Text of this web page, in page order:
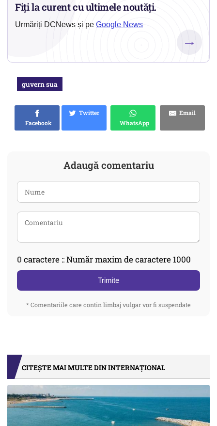
Fiți la curent cu ultimele noutăți.
Urmăriți DCNews și pe Google News
→
guvern sua
Facebook
Twitter
WhatsApp
Email
Adaugă comentariu
0 caractere :: Număr maxim de caractere 1000
Trimite
* Comentariile care contin limbaj vulgar vor fi suspendate
CITEȘTE MAI MULTE DIN INTERNAȚIONAL